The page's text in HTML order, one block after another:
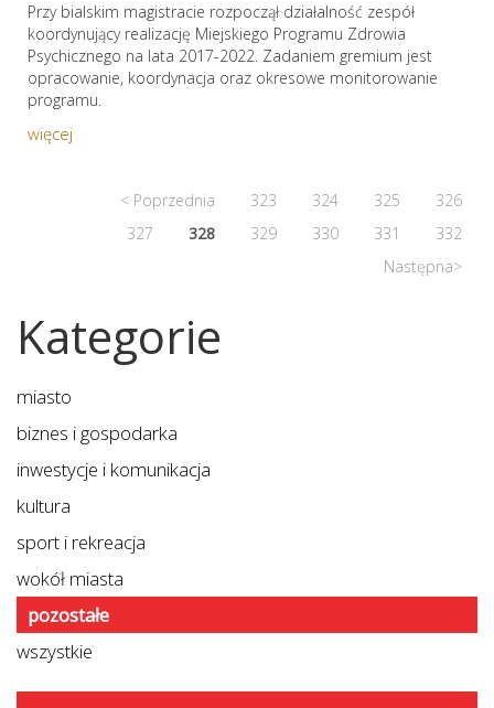
Przy bialskim magistracie rozpoczął działalność zespół
koordynujący realizację Miejskiego Programu Zdrowia
Psychicznego na lata 2017-2022. Zadaniem gremium jest
opracowanie, koordynacja oraz okresowe monitorowanie
programu.
więcej
< Poprzednia 323 324 325
326
327
328 329 330 331
332
Następna>
Kategorie
miasto
biznes i gospodarka
inwestycje i komunikacja
kultura
sport i rekreacja
wokół miasta
pozostałe
wszystkie